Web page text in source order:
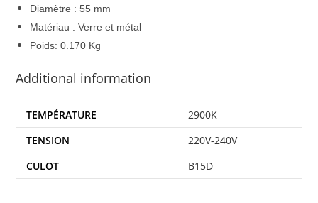
Diamètre : 55 mm
Matériau : Verre et métal
Poids: 0.170 Kg
Additional information
TEMPÉRATURE
2900K
TENSION
220V-240V
CULOT
B15D